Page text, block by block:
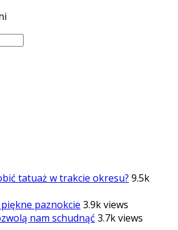
tatuaż w trakcie okresu? 9.5k
paznokcie 3.9k views
nam schudnąć 3.7k views